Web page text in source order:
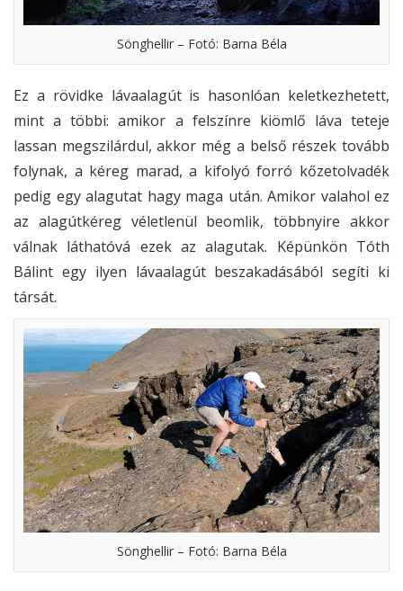
Sönghellir – Fotó: Barna Béla
Ez a rövidke lávaalagút is hasonlóan keletkezhetett,
mint a többi: amikor a felszínre kiömlő láva teteje
lassan megszilárdul, akkor még a belső részek tovább
folynak, a kéreg marad, a kifolyó forró kőzetolvadék
pedig egy alagutat hagy maga után. Amikor valahol ez
az alagútkéreg véletlenül beomlik, többnyire akkor
válnak láthatóvá ezek az alagutak. Képünkön Tóth
Bálint egy ilyen lávaalagút beszakadásából segíti ki
társát.
Sönghellir – Fotó: Barna Béla